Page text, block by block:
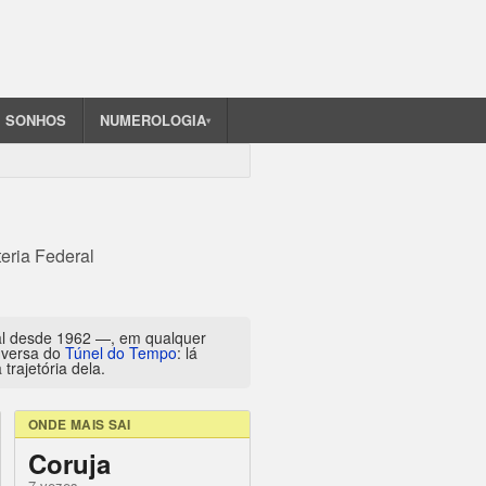
SONHOS NUMEROLOGIA▾
Federal
desde 1962 —, em qualquer
do Túnel do Tempo: lá
dela.
ONDE MAIS SAI
Coruja